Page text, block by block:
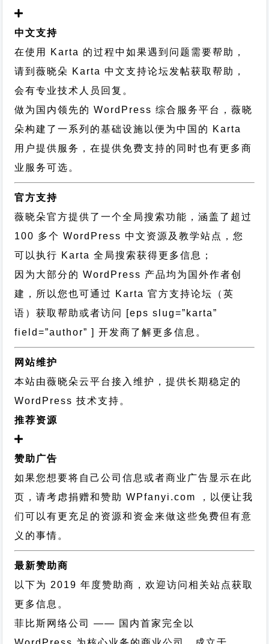
中文支持
在使用 Karta 的过程中如果遇到问题需要帮助，
请到薇晓朵 Karta 中文支持论坛发帖获取帮助，
会有专业技术人员回复。
做为国内领先的 WordPress 综合服务平台，薇晓
朵构建了一系列的基础设施以便为中国的 Karta
用户提供服务，在提供免费支持的同时也有更多商
业服务可选。
官方支持
薇晓朵官方提供了一个全局搜索功能，涵盖了超过
100 多个 WordPress 中文资源及教学站点，您
可以执行 Karta 全局搜索获得更多信息；
因为大部分的 WordPress 产品均为国外作者创
建，所以您也可通过 Karta 官方支持论坛
（英
语）获取帮助或者访问 [eps slug=”karta”
field=”author” ] 开发商了解更多信息。
网站维护
本站由薇晓朵云平台接入维护，提供长期稳定的
WordPress 技术支持 。
推荐资源
赞助广告
如果您想要将自己公司信息或者商业广告显示在此
页，请考虑捐赠和赞助 WPfanyi.com ，以便让我
们可以有更充足的资源和资金来做这些免费但有意
义的事情。
最新赞助商
以下为 2019 年度赞助商，欢迎访问相关站点获取
更多信息。
菲比斯网络公司
—— 国内首家完全以